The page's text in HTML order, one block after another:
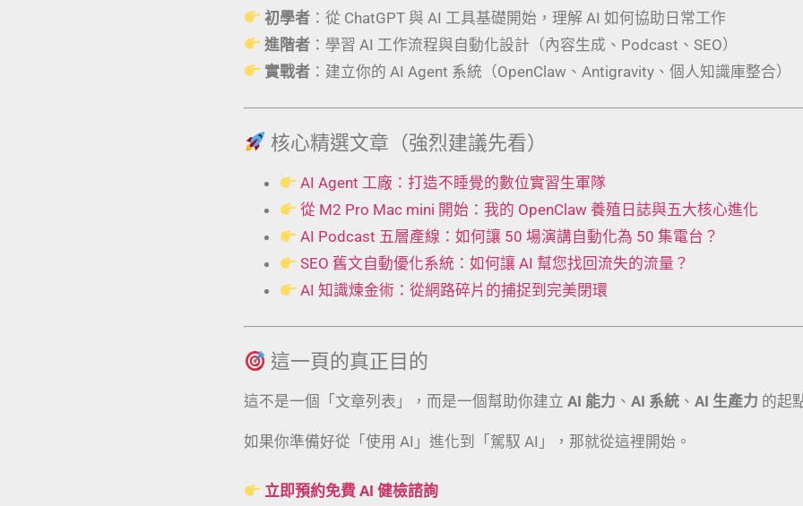
初學者 ：從 ChatGPT 與 AI 工具基礎開始，理解 AI 如何協助日常工作
進階者 ：學習 AI 工作流程與自動化設計（內容生成、Podcast、SEO）
實戰者 ：建立你的 AI Agent 系統（OpenClaw、Antigravity、個人知識庫整合）
核心精選文章（強烈建議先看）
AI Agent 工廠：打造不睡覺的數位實習生軍隊
從 M2 Pro Mac mini 開始：我的 OpenClaw 養殖日誌與五大核心進化
AI Podcast 五層產線：如何讓 50 場演講自動化為 50 集電台？
SEO 舊文自動優化系統：如何讓 AI 幫您找回流失的流量？
AI 知識煉金術：從網路碎片的捕捉到完美閉環
這一頁的真正目的
這不是一個「文章列表」，而是一個幫助你建立 AI 能力 、 AI 系統 、 AI 生產力 的起
如果你準備好從「使用 AI」進化到「駕馭 AI」，那就從這裡開始。
立即預約免費 AI 健檢諮詢